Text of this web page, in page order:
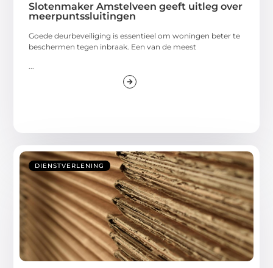
Slotenmaker Amstelveen geeft uitleg over
meerpuntssluitingen
Goede deurbeveiliging is essentieel om woningen beter te
beschermen tegen inbraak. Een van de meest
...
DIENSTVERLENING